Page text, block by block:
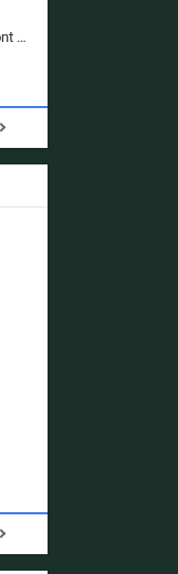
Amióta bejött, csak ezzel játszom. Viszont mint minden más - akár az alapjáték is, ez is baromira összetett lett. Néha már pár kör után is esélytelen az egész. Vagy irreállisan túltápol valaki, vagy lelép a partner, vagy csak hülye mint a segg. És amikor eljönne az én időm, na akkor jön el mindenki másé is. Engem jobban érdekelne, hogy ki milyen ratingen szokott játszani. Na ez lenne egy érdekes adat.